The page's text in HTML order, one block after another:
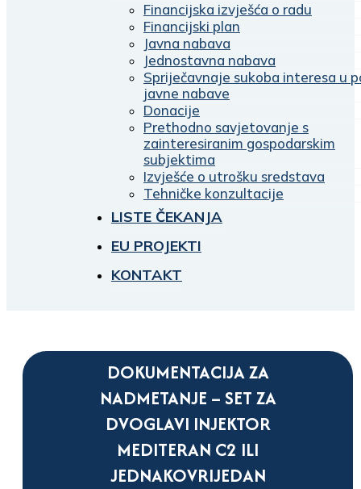
Financijska izvješća o radu
Financijski plan
Javna nabava
Jednostavna nabava
Spriječavnaje sukoba interesa u
javne nabave
Donacije
Prethodno savjetovanje s
zainteresiranim gospodarskim
subjektima
Izvješće o utrošku sredstava
Tehničke konzultacije
LISTE ČEKANJA
EU PROJEKTI
KONTAKT
DOKUMENTACIJA ZA
NADMETANJE – SET ZA
DVOGLAVI INJEKTOR
MEDITERAN C2 ILI
JEDNAKOVRIJEDAN